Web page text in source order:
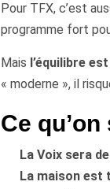
Pour TFX, c’est
programme fort
Mais l’équilibre
« moderne », il
Ce
La Voix sera
La maison est